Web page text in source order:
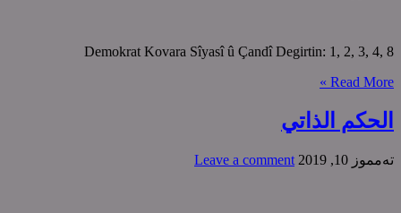
Demokrat Kovara Sîyasî û Çandî Degirtin: 1, 2, 3, 4, 8
Read More »
الحکم الذاتي
ته‌مموز 10, 2019 Leave a comment